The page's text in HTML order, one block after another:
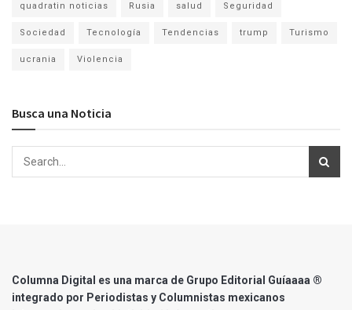
quadratin noticias Rusia salud Seguridad
Sociedad Tecnología Tendencias trump Turismo
ucrania Violencia
Busca una Noticia
Columna Digital es una marca de Grupo Editorial Guíaaaa ®
integrado por Periodistas y Columnistas mexicanos